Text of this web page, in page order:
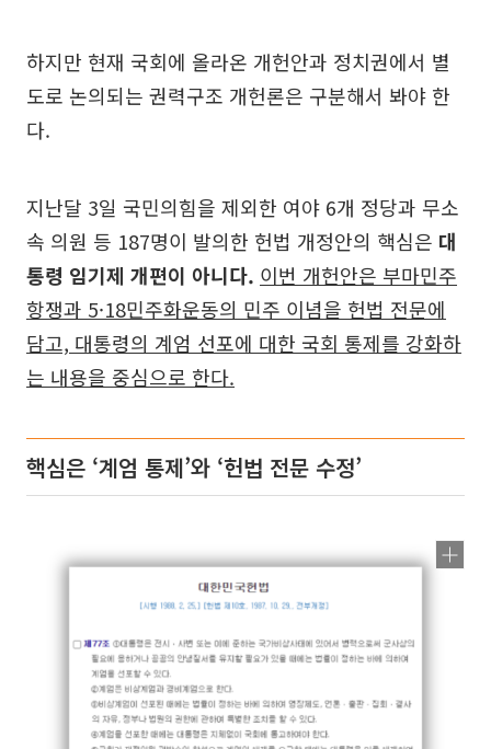
하지만 현재 국회에 올라온 개헌안과 정치권에서 별
도로 논의되는 권력구조 개헌론은 구분해서 봐야 한
다.
지난달 3일 국민의힘을 제외한 여야 6개 정당과 무소
속 의원 등 187명이 발의한 헌법 개정안의 핵심은 대
통령 임기제 개편이 아니다. 이번 개헌안은 부마민주
항쟁과 5·18민주화운동의 민주 이념을 헌법 전문에
담고, 대통령의 계엄 선포에 대한 국회 통제를 강화하
는 내용을 중심으로 한다.
핵심은 ‘계엄 통제’와 ‘헌법 전문 수정’